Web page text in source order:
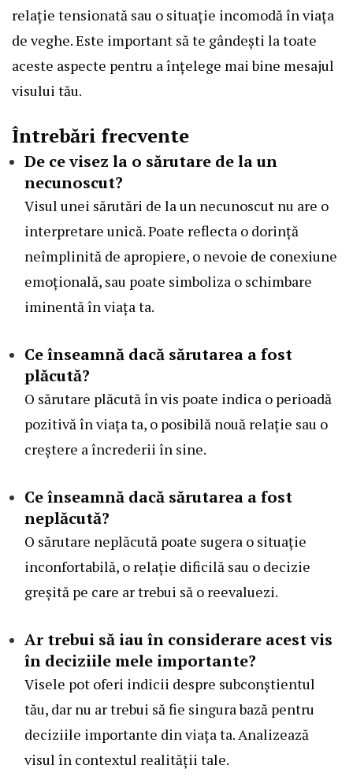
relație tensionată sau o situație incomodă în viața
de veghe. Este important să te gândești la toate
aceste aspecte pentru a înțelege mai bine mesajul
visului tău.
Întrebări frecvente
De ce visez la o sărutare de la un
necunoscut?
Visul unei sărutări de la un necunoscut nu are o
interpretare unică. Poate reflecta o dorință
neîmplinită de apropiere, o nevoie de conexiune
emoțională, sau poate simboliza o schimbare
iminentă în viața ta.
Ce înseamnă dacă sărutarea a fost
plăcută?
O sărutare plăcută în vis poate indica o perioadă
pozitivă în viața ta, o posibilă nouă relație sau o
creștere a încrederii în sine.
Ce înseamnă dacă sărutarea a fost
neplăcută?
O sărutare neplăcută poate sugera o situație
inconfortabilă, o relație dificilă sau o decizie
greșită pe care ar trebui să o reevaluezi.
Ar trebui să iau în considerare acest vis
în deciziile mele importante?
Visele pot oferi indicii despre subconștientul
tău, dar nu ar trebui să fie singura bază pentru
deciziile importante din viața ta. Analizează
visul în contextul realității tale.